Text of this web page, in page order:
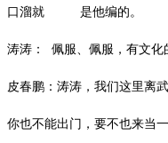
口溜就 是他编的。
涛涛： 佩服、佩服，有文化
皮春鹏：涛涛，我们这里离
你也不能出门，要不也来当